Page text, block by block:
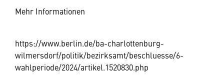
Mehr Informationen
https://www.berlin.de/ba-charlottenburg-
wilmersdorf/politik/bezirksamt/beschluesse/6-
wahlperiode/2024/artikel.1520830.php